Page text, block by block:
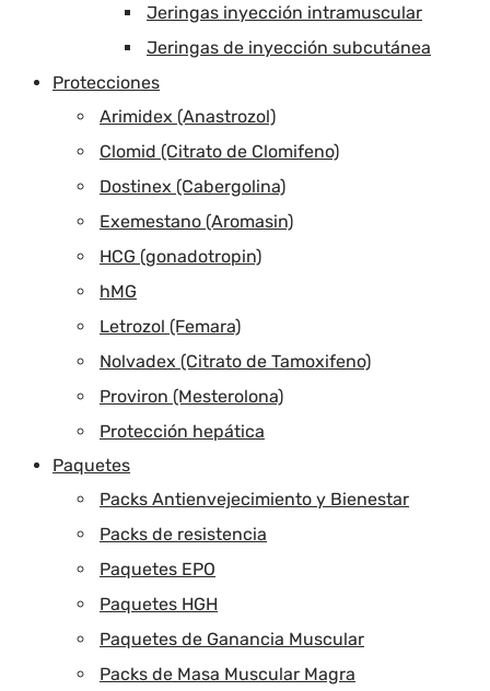
Jeringas inyección intramuscular
Jeringas de inyección subcutánea
Protecciones
Arimidex (Anastrozol)
Clomid (Citrato de Clomifeno)
Dostinex (Cabergolina)
Exemestano (Aromasin)
HCG (gonadotropin)
hMG
Letrozol (Femara)
Nolvadex (Citrato de Tamoxifeno)
Proviron (Mesterolona)
Protección hepática
Paquetes
Packs Antienvejecimiento y Bienestar
Packs de resistencia
Paquetes EPO
Paquetes HGH
Paquetes de Ganancia Muscular
Packs de Masa Muscular Magra